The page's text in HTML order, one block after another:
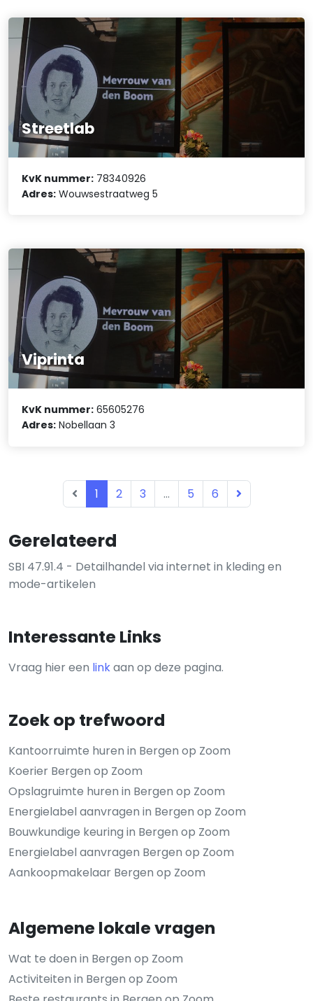
Gerelateerd
SBI 47.91.4 - Detailhandel via internet in kleding en
mode-artikelen
Interessante Links
Vraag hier een linkaan op deze pagina.
Zoek op trefwoord
Kantoorruimte huren in Bergen op Zoom
Koerier Bergen op Zoom
Opslagruimte huren in Bergen op Zoom
Energielabel aanvragen in Bergen op Zoom
Bouwkundige keuring in Bergen op Zoom
Energielabel aanvragen Bergen op Zoom
Aankoopmakelaar Bergen op Zoom
Algemene lokale vragen
Wat te doen in Bergen op Zoom
Activiteiten in Bergen op Zoom
Streetlab
KvK nummer: 78340926
Adres: Wouwsestraatweg 5
Viprinta
KvK nummer: 65605276
Adres: Nobellaan 3
1 2 3 ... 5 6